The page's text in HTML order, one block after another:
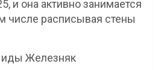
и она активно занимается
числе расписывая стены
Железняк